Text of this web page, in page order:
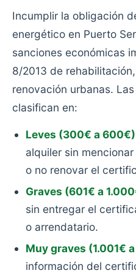
Incumplir la obligación
energético en Puerto
sanciones económicas
8/2013 de
renovación urbanas.
clasifican en:
Leves (300€ a
alquiler sin
o no renovar el
Graves (601€ a
sin entregar el
o arrendatario.
Muy graves (1.001€
información del